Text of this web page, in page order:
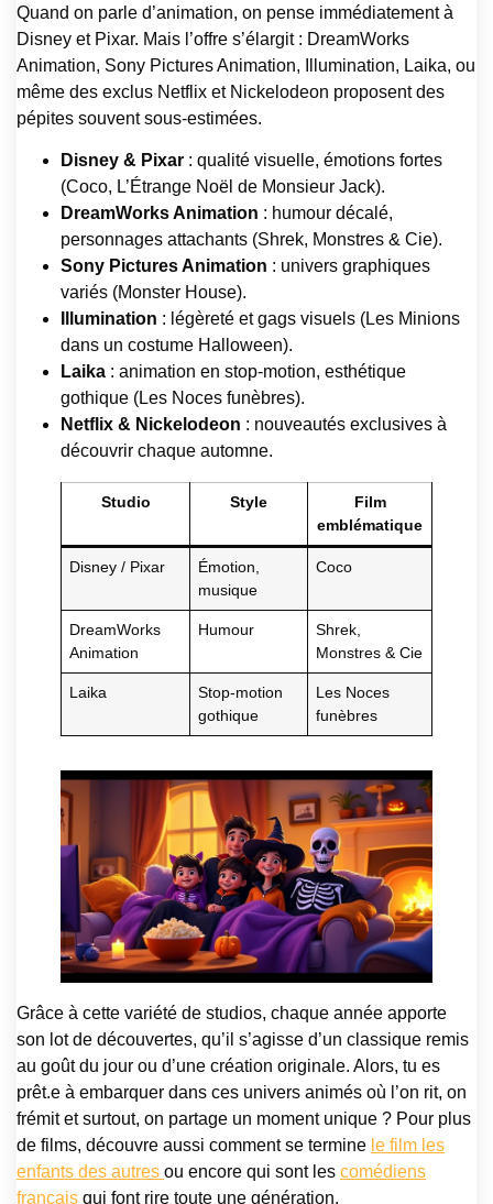
Quand on parle d’animation, on pense immédiatement à
Disney et Pixar. Mais l’offre s’élargit : DreamWorks
Animation, Sony Pictures Animation, Illumination, Laika, ou
même des exclus Netflix et Nickelodeon proposent des
pépites souvent sous-estimées.
Disney & Pixar : qualité visuelle, émotions fortes
(Coco, L’Étrange Noël de Monsieur Jack).
DreamWorks Animation : humour décalé,
personnages attachants (Shrek, Monstres & Cie).
Sony Pictures Animation : univers graphiques
variés (Monster House).
Illumination : légèreté et gags visuels (Les Minions
dans un costume Halloween).
Laika : animation en stop-motion, esthétique
gothique (Les Noces funèbres).
Netflix & Nickelodeon : nouveautés exclusives à
découvrir chaque automne.
Studio Style
Film
emblématique
Disney / Pixar
Émotion,
musique
Coco
DreamWorks
Animation
Humour
Shrek,
Monstres & Cie
Laika
Stop-motion
gothique
Les Noces
funèbres
Grâce à cette variété de studios, chaque année apporte
son lot de découvertes, qu’il s’agisse d’un classique remis
au goût du jour ou d’une création originale. Alors, tu es
prêt.e à embarquer dans ces univers animés où l’on rit, on
frémit et surtout, on partage un moment unique ? Pour plus
de films, découvre aussi comment se termine le film les
enfants des autres ou encore qui sont les comédiens
français qui font rire toute une génération.